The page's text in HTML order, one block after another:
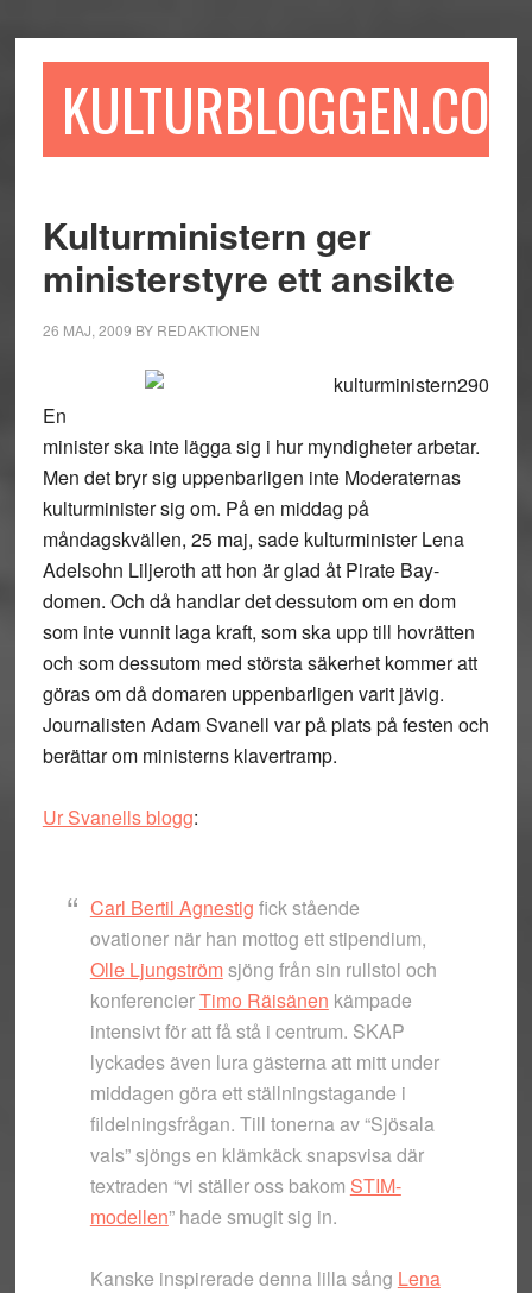
till
till
sidofältet
till
KULTURBLOGGEN.COM
Kulturministern ger
ministerstyre ett ansikte
26 MAJ, 2009 BY REDAKTIONEN
En
minister ska inte lägga sig i hur myndigheter arbetar.
Men det bryr sig uppenbarligen inte Moderaternas
kulturminister sig om. På en middag på
måndagskvällen, 25 maj, sade kulturminister Lena
Adelsohn Liljeroth att hon är glad åt Pirate Bay-
domen. Och då handlar det dessutom om en dom
som inte vunnit laga kraft, som ska upp till hovrätten
och som dessutom med största säkerhet kommer att
göras om då domaren uppenbarligen varit jävig.
Journalisten Adam Svanell var på plats på festen och
berättar om ministerns klavertramp.
Ur Svanells blogg:
Carl Bertil Agnestig fick stående
ovationer när han mottog ett stipendium,
Olle Ljungströmsjöng från sin rullstol och
konferencierTimo Räisänen kämpade
intensivt för att få stå i centrum. SKAP
lyckades även lura gästerna att mitt under
middagen göra ett ställningstagande i
fildelningsfrågan. Till tonerna av “Sjösala
vals” sjöngs en klämkäck snapsvisa där
textraden “vi ställer oss bakom STIM-
modellen” hade smugit sig in.
Kanske inspirerade denna lilla sång Lena